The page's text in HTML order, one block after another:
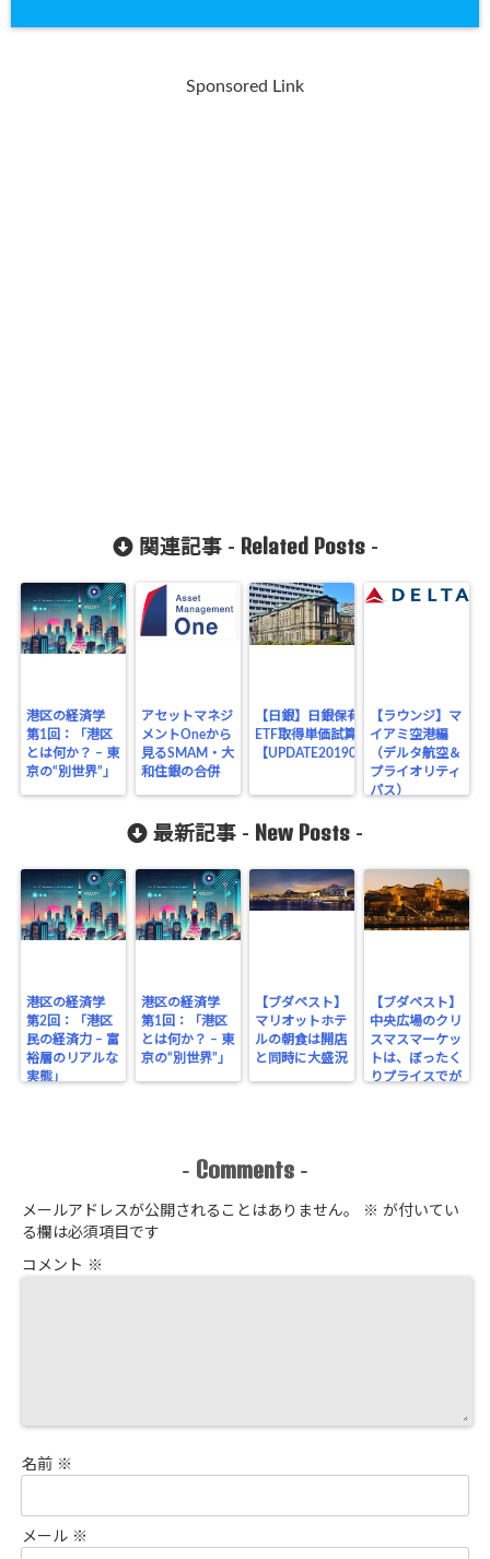
Sponsored Link
関連記事 - Related Posts-
港区の経済学
第1回：「港区
とは何か？ – 東
京の“別世界”」
アセットマネジ
メントOneから
見るSMAM・大
和住銀の合併
【日銀】日銀保有の
ETF取得単価試算
【UPDATE20190731】
【ラウンジ】マ
イアミ空港編
（デルタ航空＆
プライオリティ
パス）
最新記事 - New Posts -
港区の経済学
第2回：「港区
民の経済力 – 富
裕層のリアルな
実態」
港区の経済学
第1回：「港区
とは何か？ – 東
京の“別世界”」
【ブダペスト】
マリオットホテ
ルの朝食は開店
と同時に大盛況
【ブダペスト】
中央広場のクリ
スマスマーケッ
トは、ぼったく
りプライスでが
- Comments -
メールアドレスが公開されることはありません。 ※ が付いてい
る欄は必須項目です
コメント ※
名前 ※
メール ※